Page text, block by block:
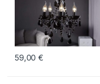
59,00€